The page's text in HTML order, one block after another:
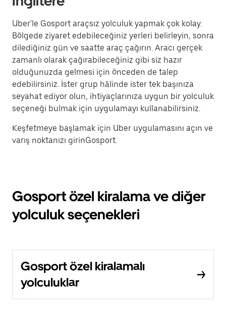
Uber'le Gosport araçsız yolculuk yapmak çok kolay.
Bölgede ziyaret edebileceğiniz yerleri belirleyin, sonra
dilediğiniz gün ve saatte araç çağırın. Aracı gerçek
zamanlı olarak çağırabileceğiniz gibi siz hazır
olduğunuzda gelmesi için önceden de talep
edebilirsiniz. İster grup hâlinde ister tek başınıza
seyahat ediyor olun, ihtiyaçlarınıza uygun bir yolculuk
seçeneği bulmak için uygulamayı kullanabilirsiniz.
Keşfetmeye başlamak için Uber uygulamasını açın ve
varış noktanızı girinGosport.
Gosport özel kiralama ve diğer
yolculuk seçenekleri
Gosport özel kiralamalı
yolculuklar